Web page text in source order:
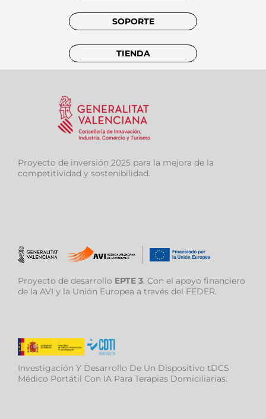
SOPORTE
TIENDA
Proyecto de inversión 2025 para la mejora de la
competitividad y sostenibilidad.
Proyecto de desarrollo EPTE 3. Con el apoyo financiero
de la AVI y la Unión Europea a través del FEDER.
Investigación Y Desarrollo De Un Dispositivo tDCS
Médico Portátil Con IA Para Terapias Domiciliarias.